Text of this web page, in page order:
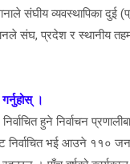
संघीय व्यवस्थापिका दुई
संघ, प्रदेश र स्थानीय
।
हुने निर्वाचन
निर्वाचित भई आउने ११०